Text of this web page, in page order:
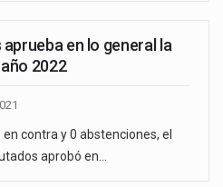
en lo general la
2022
contra y 0 abstenciones, el
aprobó en…